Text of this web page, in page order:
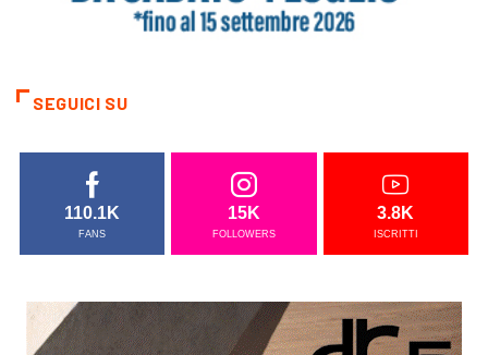
SEGUICI SU
110.1K
FANS
15K
FOLLOWERS
3.8K
ISCRITTI